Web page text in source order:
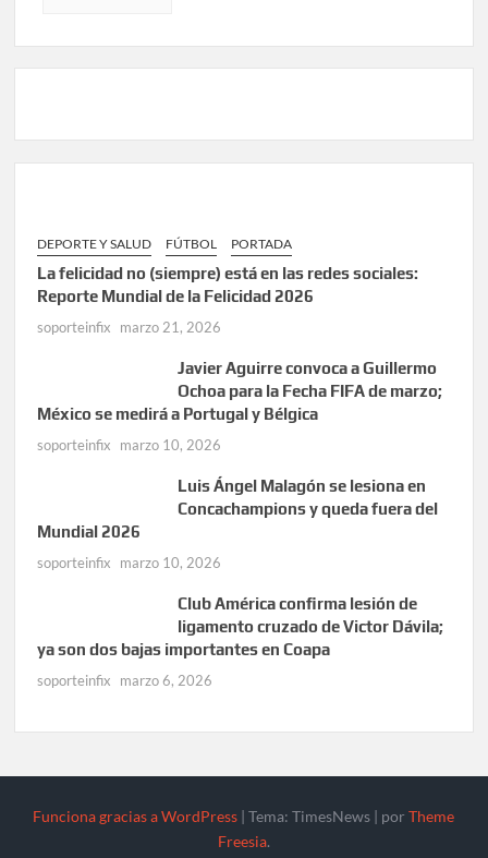
DEPORTE Y SALUD FÚTBOL PORTADA
La felicidad no (siempre) está en las redes sociales:
Reporte Mundial de la Felicidad 2026
soporteinfix marzo 21, 2026
Javier Aguirre convoca a Guillermo
Ochoa para la Fecha FIFA de marzo;
México se medirá a Portugal y Bélgica
soporteinfix marzo 10, 2026
Luis Ángel Malagón se lesiona en
Concachampions y queda fuera del
Mundial 2026
soporteinfix marzo 10, 2026
Club América confirma lesión de
ligamento cruzado de Victor Dávila;
ya son dos bajas importantes en Coapa
soporteinfix marzo 6, 2026
Funciona gracias a WordPress |Tema: TimesNews | porTheme
Freesia.